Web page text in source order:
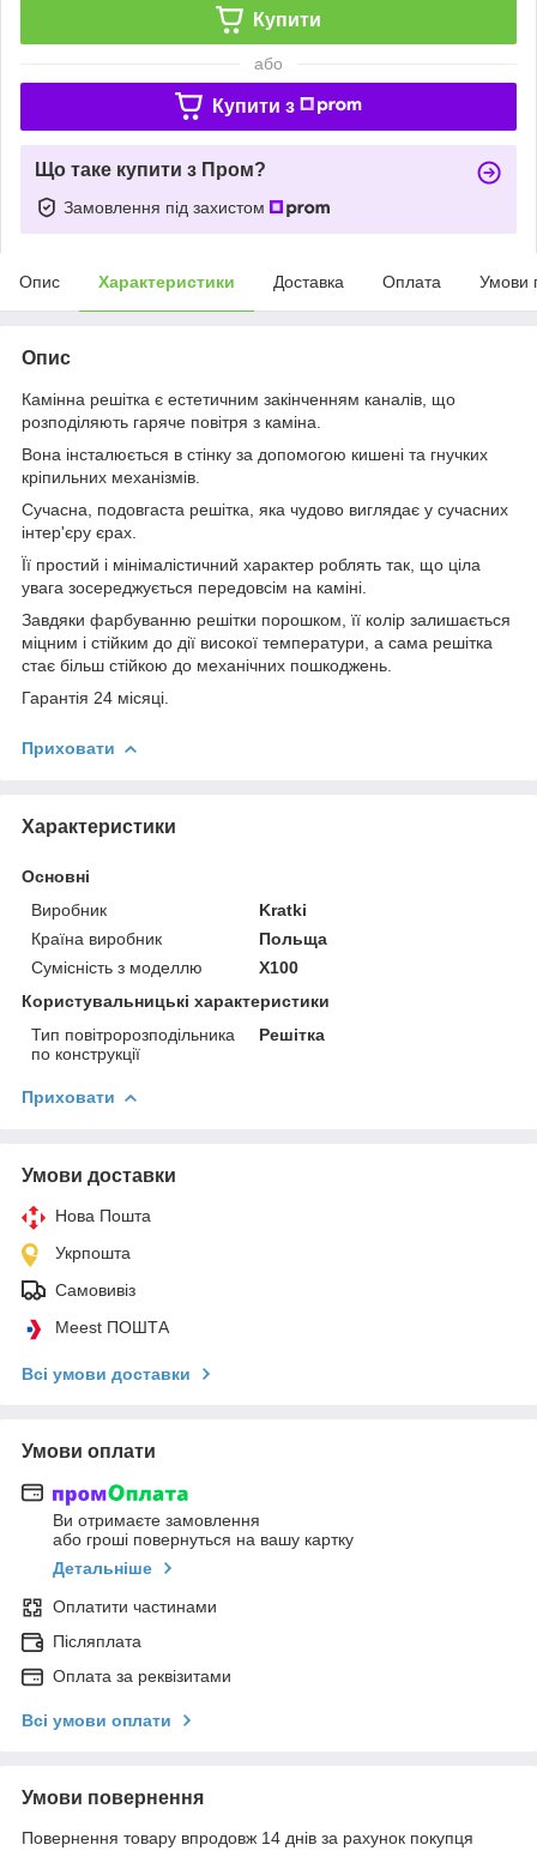
Купити
або
Купити з
Що таке купити з Пром?
Замовлення під захистом
Опис Характеристики Доставка Оплата Умови
Опис
Камінна решітка є естетичним закінченням каналів, що
розподіляють гаряче повітря з каміна.
Вона інсталюється в стінку за допомогою кишені та гнучких
кріпильних механізмів.
Сучасна, подовгаста решітка, яка чудово виглядає у сучасних
інтер'єру єрах.
Її простий і мінімалістичний характер роблять так, що ціла
увага зосереджується передовсім на каміні.
Завдяки фарбуванню решітки порошком, її колір залишається
міцним і стійким до дії високої температури, а сама решітка
стає більш стійкою до механічних пошкоджень.
Гарантія 24 місяці.
Приховати
Характеристики
Основні
Виробник
Kratki
Країна виробник
Польща
Сумісність з моделлю
X100
Користувальницькі характеристики
Тип повітророзподільника
по конструкції
Решітка
Приховати
Умови доставки
Нова Пошта
Укрпошта
Самовивіз
Meest ПОШТА
Всі умови доставки
Умови оплати
Ви отримаєте замовлення
або гроші повернуться на вашу картку
Детальніше
Оплатити частинами
Післяплата
Оплата за реквізитами
Всі умови оплати
Умови повернення
Повернення товару впродовж 14 днів за рахунок покупця